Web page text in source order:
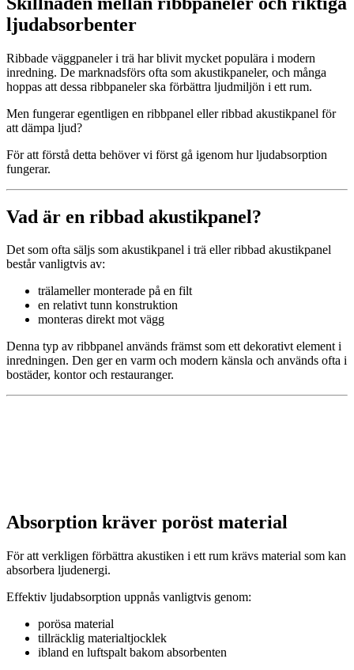
ljudabsorbenter
Ribbade väggpaneler i trä har blivit mycket populära i modern
inredning. De marknadsförs ofta som akustikpaneler, och många
hoppas att dessa ribbpaneler ska förbättra ljudmiljön i ett rum.
Men fungerar egentligen en ribbpanel eller ribbad akustikpanel för
att dämpa ljud?
För att förstå detta behöver vi först gå igenom hur ljudabsorption
fungerar.
Vad är en ribbad akustikpanel?
Det som ofta säljs som akustikpanel i trä eller ribbad akustikpanel
består vanligtvis av:
trälameller monterade på en filt
en relativt tunn konstruktion
monteras direkt mot vägg
Denna typ av ribbpanel används främst som ett dekorativt element i
inredningen. Den ger en varm och modern känsla och används ofta i
bostäder, kontor och restauranger.
Absorption kräver poröst material
För att verkligen förbättra akustiken i ett rum krävs material som kan
absorbera ljudenergi.
Effektiv ljudabsorption uppnås vanligtvis genom:
porösa material
tillräcklig materialtjocklek
ibland en luftspalt bakom absorbenten